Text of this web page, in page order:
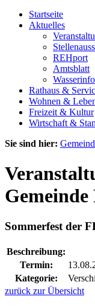
Startseite
Aktuelles
REHport
Amtsblatt
Wasserinfo
Rathaus &
Wohnen &
Freizeit & Kultur
Wirtschaft &
Sie sind hier:
Gemeinde
Sommerfest der
Beschreibung:
Termin:
Kategorie:
zurück zur Übersicht